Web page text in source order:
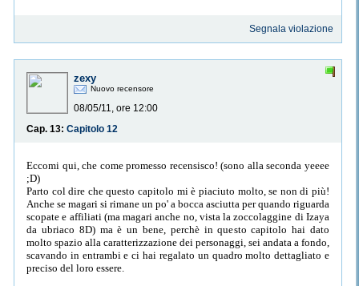
Segnala violazione
zexy
Nuovo recensore
08/05/11, ore 12:00
Cap. 13: Capitolo 12
Eccomi qui, che come promesso recensisco! (sono alla seconda yeeee
;D)
Parto col dire che questo capitolo mi è piaciuto molto, se non di più!
Anche se magari si rimane un po' a bocca asciutta per quando riguarda
scopate e affiliati (ma magari anche no, vista la zoccolaggine di Izaya
da ubriaco 8D) ma è un bene, perchè in questo capitolo hai dato
molto spazio alla caratterizzazione dei personaggi, sei andata a fondo,
scavando in entrambi e ci hai regalato un quadro molto dettagliato e
preciso del loro essere.